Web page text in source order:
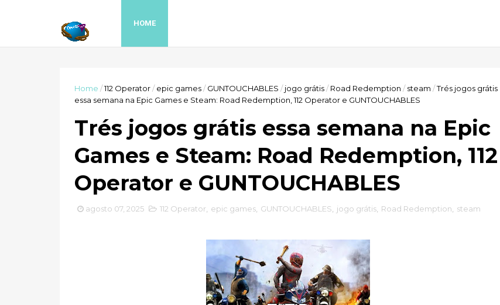
HOME
Home /112 Operator/ epic games/ GUNTOUCHABLES / jogo grátis/ Road Redemption / steam /Trés jogos grátis
essa semana na Epic Games e Steam: Road Redemption, 112 Operator e GUNTOUCHABLES
Trés jogos grátis essa semana na Epic
Games e Steam: Road Redemption, 112
Operator e GUNTOUCHABLES
agosto 07, 2025 112 Operator epic games GUNTOUCHABLES jogo grátis Road Redemption steam